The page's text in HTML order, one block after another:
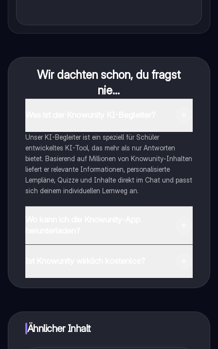
Wir dachten schon, du fragst
nie...
Unser KI-Begleiter ist ein speziell für Schüler
entwickeltes KI-Tool, das mehr als nur Antworten
bietet. Basierend auf Millionen von Knowunity-Inhalten
liefert er relevante Informationen, personalisierte
Lernpläne, Quizze und Inhalte direkt im Chat und passt
sich deinem individuellen Lernweg an.
Ähnlicher Inhalt